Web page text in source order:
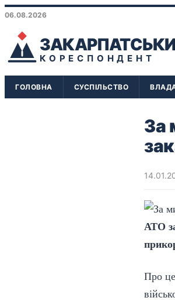
06.08.2026
КОРЕСПОНДЕНТ
ГОЛОВНА СУСПІЛЬСТВО
За
АТО
Про це